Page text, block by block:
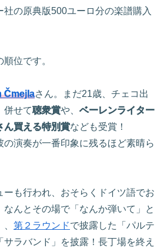
社の原典版500ユーロ分の楽譜購入
位です。
Čmejlaさん。まだ21歳、チェコ出
併せて聴衆賞や、ベーレンライター
ん買える特別賞なども受賞！
演奏が一番印象に残るほど素晴ら
ーも行われ、おそらくドイツ語でお
んとその場で「なんか弾いて」と
第２ラウンドで披露した「パルテ
サラバンド」を披露！長丁場を終え